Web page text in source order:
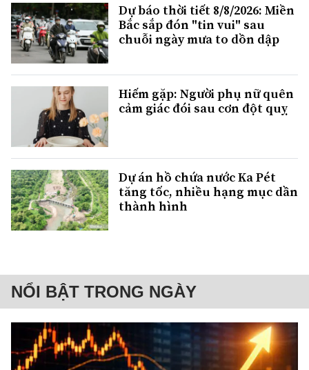
Dự báo thời tiết 8/8/2026: Miền
Bắc sắp đón "tin vui" sau
chuỗi ngày mưa to dồn dập
Hiếm gặp: Người phụ nữ quên
cảm giác đói sau cơn đột quỵ
Dự án hồ chứa nước Ka Pét
tăng tốc, nhiều hạng mục dần
thành hình
NỔI BẬT TRONG NGÀY